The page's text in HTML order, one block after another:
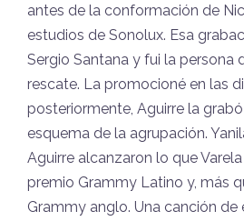
antes de la conformación de
estudios de Sonolux. Esa
Sergio Santana y fui la persona
rescate. La promocioné en las
posteriormente, Aguirre la
esquema de la agrupación.
Aguirre alcanzaron lo que
premio Grammy Latino y, más
Grammy anglo. Una canción de